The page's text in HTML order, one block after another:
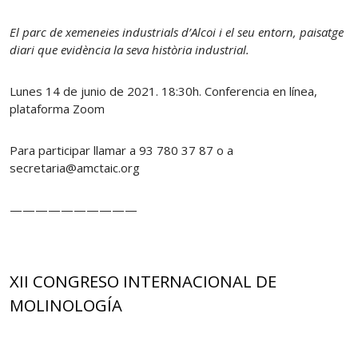
El parc de xemeneies industrials d’Alcoi i el seu entorn, paisatge
diari que evidència la seva història industrial.
Lunes 14 de junio de 2021. 18:30h. Conferencia en línea,
plataforma Zoom
Para participar llamar a 93 780 37 87 o a
secretaria@amctaic.org
——————————
XII CONGRESO INTERNACIONAL DE
MOLINOLOGÍA